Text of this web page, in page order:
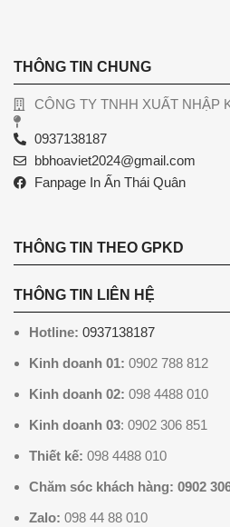
THÔNG TIN CHUNG
CÔNG TY TNHH XUẤT NHẬP
0937138187
bbhoaviet2024@gmail.com
Fanpage In Ấn Thái Quân
THÔNG TIN THEO GPKD
THÔNG TIN LIÊN HỆ
Hotline: 0937138187
Kinh doanh 01: 0902 788 812
Kinh doanh 02: 098 4488 010
Kinh doanh 03: 0902 306 851
Thiết kế: 098 4488 010
Chăm sóc khách hàng: 0902
Zalo: 098 44 88 010